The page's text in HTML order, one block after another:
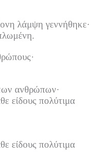
λάμψη γεννήθηκε·
ανθρώπων·
είδους πολύτιμα
είδους πολύτιμα